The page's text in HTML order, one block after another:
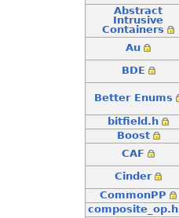
Abstract
Intrusive
Containers
Au
BDE
Better Enums
bitfield.h
Boost
CAF
Cinder
CommonPP
composite_op.h